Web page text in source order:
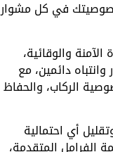
خصوصيتك في كل مشوار
والوقائية،
دائمين، مع
الركاب، والحفاظ
أي احتمالية
الفرامل المتقدمة،